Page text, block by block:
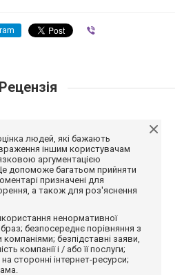
Рецензія
людей, які бажають
іншим користувачам
аргументацією
допоможе багатьом прийняти
призначені для
а також для роз'яснення
ненормативної
безпосереднє порівняння з
безпідставні заяви,
компанії і / або її послуги;
сторонні інтернет-ресурси;